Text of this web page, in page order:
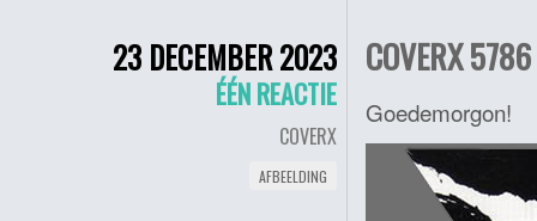
23 DECEMBER 2023
ÉÉN REACTIE
COVERX
AFBEELDING
COVERX
Goedemorgon!